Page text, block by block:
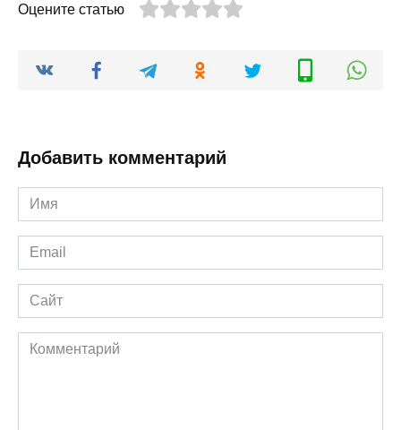
Оцените статью
Добавить комментарий
Имя
*
Email
*
Сайт
Комментарий